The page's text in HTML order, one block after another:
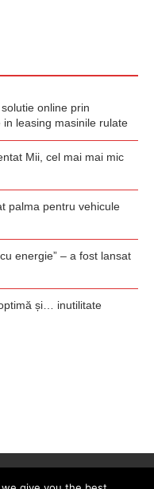
online prin
leasing masinile rulate
Mii, cel mai mai mic
palma pentru vehicule
energie” – a fost lansat
și… inutilitate